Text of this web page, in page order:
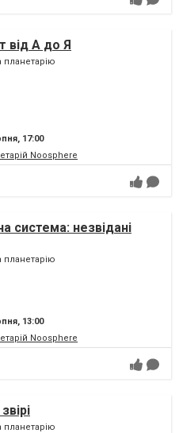
від А до Я
планетарію
17:00
Noosphere
система: незвідані
планетарію
13:00
Noosphere
планетарію